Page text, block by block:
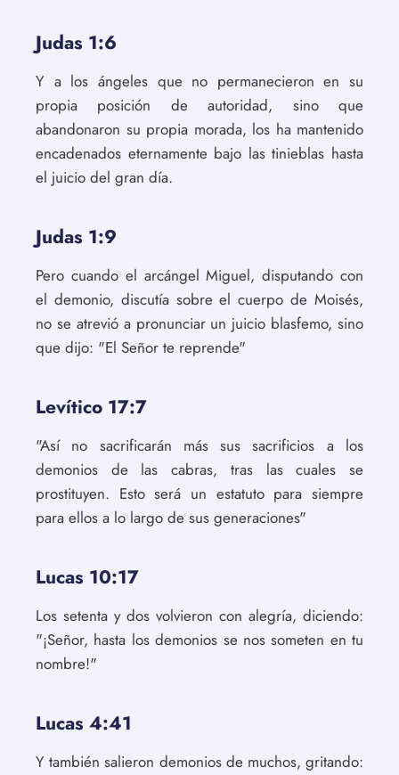
Judas 1:6
Y a los ángeles que no permanecieron en su
propia posición de autoridad, sino que
abandonaron su propia morada, los ha mantenido
encadenados eternamente bajo las tinieblas hasta
el juicio del gran día.
Judas 1:9
Pero cuando el arcángel Miguel, disputando con
el demonio, discutía sobre el cuerpo de Moisés,
no se atrevió a pronunciar un juicio blasfemo, sino
que dijo: "El Señor te reprende"
Levítico 17:7
"Así no sacrificarán más sus sacrificios a los
demonios de las cabras, tras las cuales se
prostituyen. Esto será un estatuto para siempre
para ellos a lo largo de sus generaciones"
Lucas 10:17
Los setenta y dos volvieron con alegría, diciendo:
"¡Señor, hasta los demonios se nos someten en tu
nombre!"
Lucas 4:41
Y también salieron demonios de muchos, gritando: